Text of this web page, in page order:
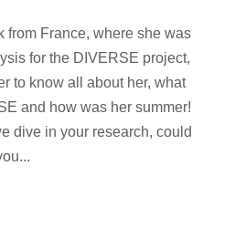
from France, where she was
for the DIVERSE project,
to know all about her, what
and how was her summer!
dive in your research, could